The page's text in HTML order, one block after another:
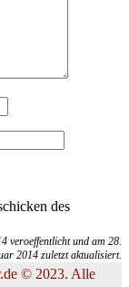
des
veroeffentlicht und am 28.
2014 zuletzt aktualisiert.
© 2023. Alle